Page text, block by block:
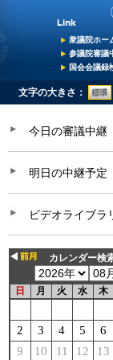
衆議院ホー
参議院審議
国会会議録
文字の大きさ：
今日の審議中継
明日の中継予定
ビデオライブラ
カレンダー検
日 月 火 水 木
2
3 4 5 6
9
10 11 12 13